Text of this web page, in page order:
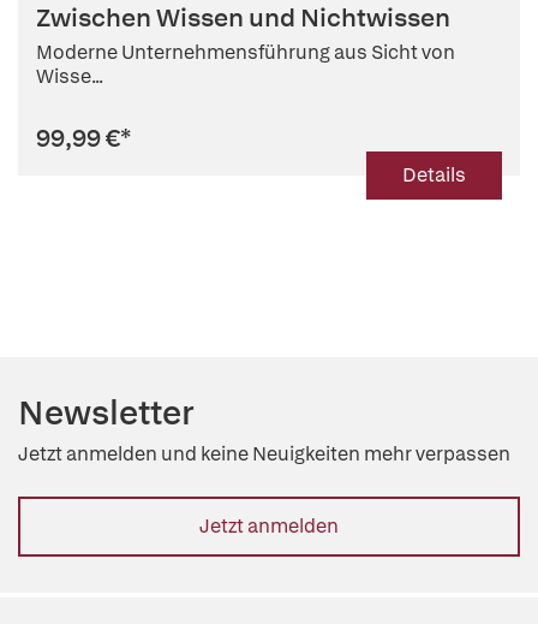
Zwischen Wissen und Nichtwissen
Moderne Unternehmensführung aus Sicht von
Wisse...
99,99 €*
Details
Newsletter
Jetzt anmelden und keine Neuigkeiten mehr verpassen
Jetzt anmelden